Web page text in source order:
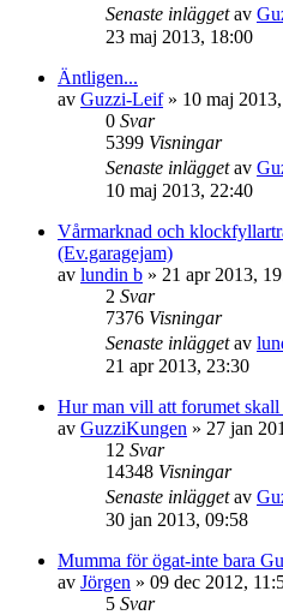
Senaste inläggetav
23 maj 2013, 18:00
Äntligen...
av Guzzi-Leif» 10 maj
0 Svar
5399 Visningar
Senaste inläggetav
10 maj 2013, 22:40
Vårmarknad och
(Ev.garagejam)
av lundin b » 21 apr 2013,
2 Svar
7376 Visningar
Senaste inläggetav
21 apr 2013, 23:30
Hur man vill att forumet skall
av GuzziKungen » 27 jan
12 Svar
14348 Visningar
Senaste inläggetav
30 jan 2013, 09:58
Mumma för ögat-inte bara
av Jörgen » 09 dec 2012,
5 Svar